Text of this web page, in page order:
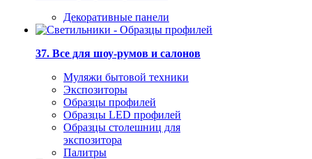
Декоративные панели
37. Все для шоу-румов и салонов
Муляжи бытовой техники
Экспозиторы
Образцы профилей
Образцы LED профилей
Образцы столешниц для
экспозитора
Палитры